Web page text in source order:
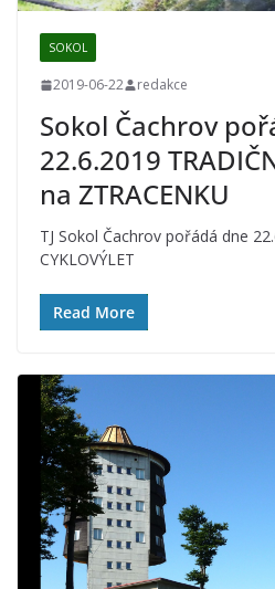
SOKOL
2019-06-22 redakce
Sokol Čachrov
22.6.2019
na ZTRACENKU
TJ Sokol Čachrov pořádá dne
CYKLOVÝLET
Read More